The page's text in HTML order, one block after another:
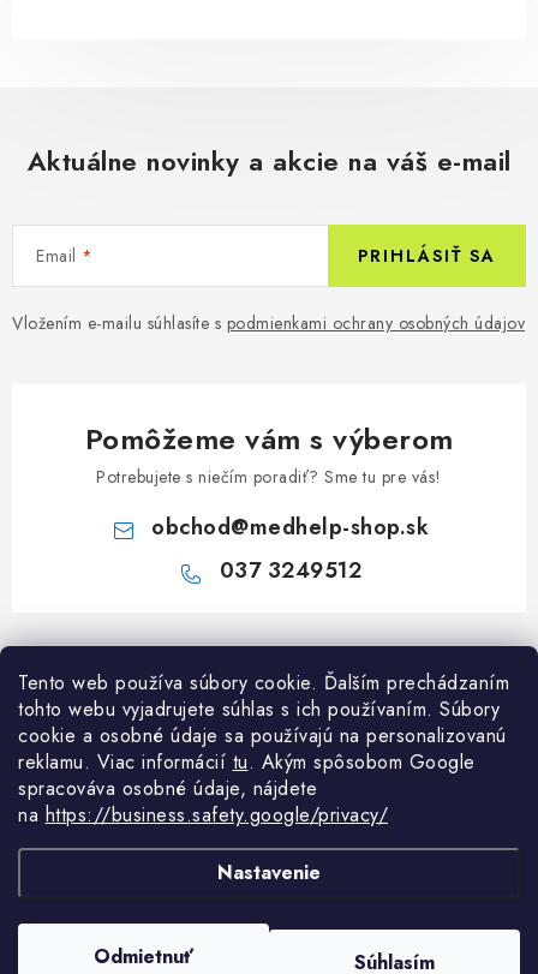
Tento web používa súbory cookie. Ďalším prechádzaním
tohto webu vyjadrujete súhlas s ich používaním. Súbory
cookie a osobné údaje sa používajú na personalizovanú
reklamu. Viac informácií tu. Akým spôsobom Google
spracováva osobné údaje, nájdete
na https://business.safety.google/privacy/
Nastavenie
Odmietnuť Súhlasím
Aktuálne novinky a akcie na váš e-mail
Email
Vložením e-mailu súhlasíte s podmienkami ochrany osobných údajov
PRIHLÁSIŤ SA
Pomôžeme vám s výberom
Potrebujete s niečím poradiť? Sme tu pre vás!
obchod@medhelp-shop.sk
037 3249512
Z
á
Informácie pre vás
O firme
Všetko o nákupe
Kontakty
Všetko o nákupe
Obchodné podmienky
Odstúpenie od zmluvy
NAPÍŠTE NÁM NA WHATSAPP
. Všetky práva vyhradené.Upraviť nastavenie
Potrebujete poradiť?Spýtajte sa nášho
asistenta Mediho.